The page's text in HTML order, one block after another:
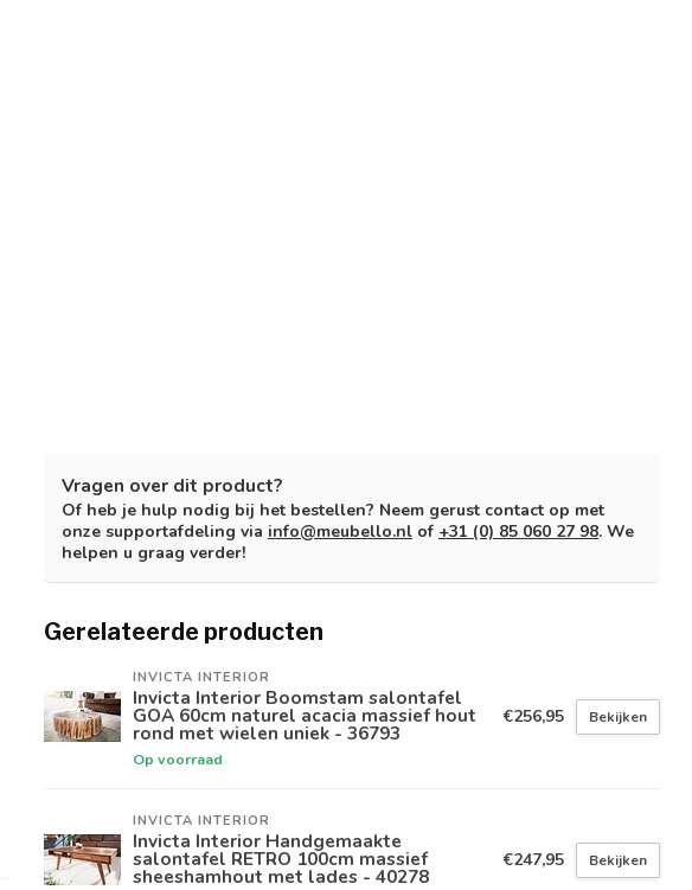
Vragen over dit product?
Of heb je hulp nodig bij het bestellen? Neem gerust contact op met
onze supportafdeling via info@meubello.nl of +31 (0) 85 060 27 98. We
helpen u graag verder!
Gerelateerde producten
INVICTA INTERIOR
Invicta Interior Boomstam salontafel
GOA 60cm naturel acacia massief hout
rond met wielen uniek - 36793
Op voorraad
€256,95 Bekijken
INVICTA INTERIOR
Invicta Interior Handgemaakte
salontafel RETRO 100cm massief
sheeshamhout met lades - 40278
€247,95 Bekijken